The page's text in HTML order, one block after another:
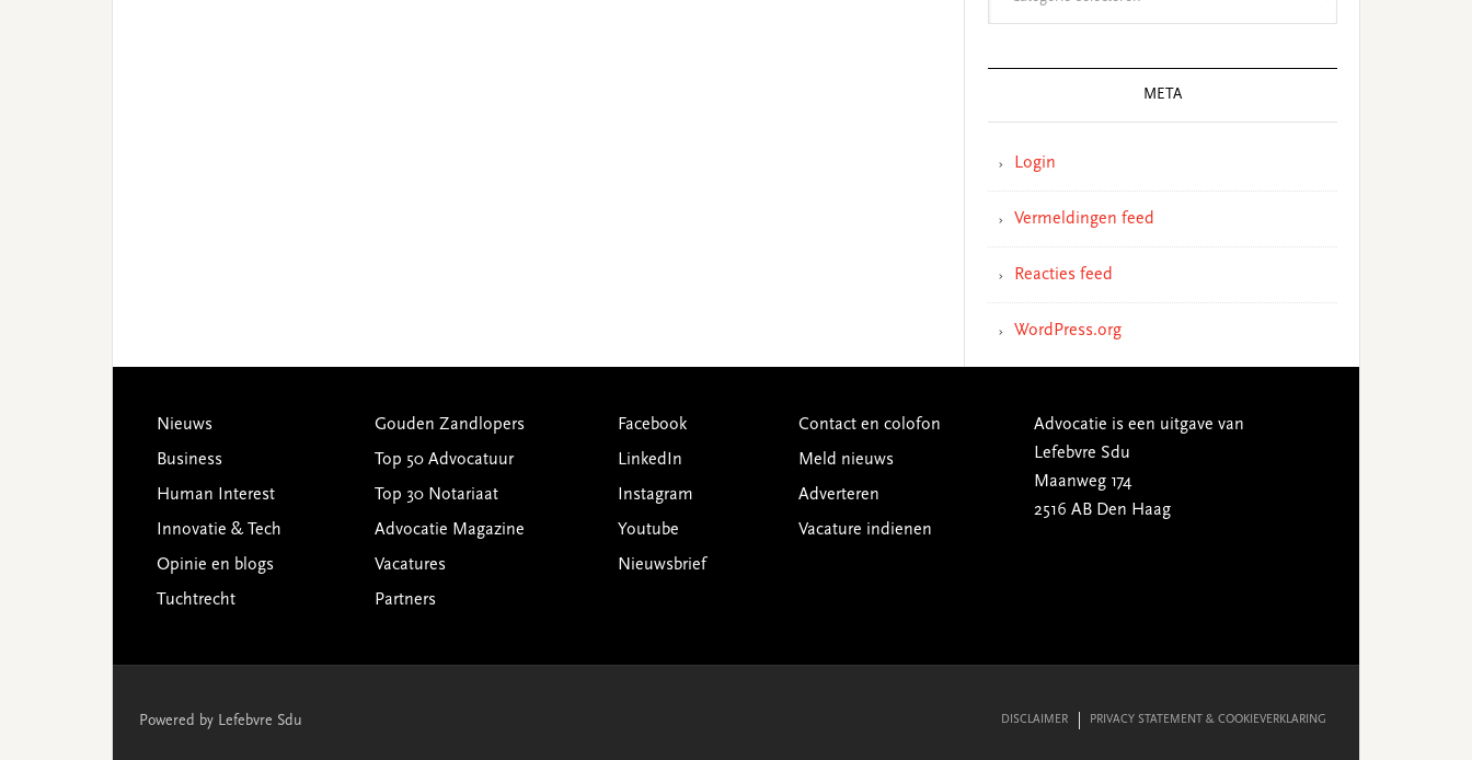
META
Login
Vermeldingen feed
Reacties feed
WordPress.org
Footer
Nieuws
Business
Human Interest
Innovatie & Tech
Opinie en blogs
Tuchtrecht
Gouden Zandlopers
Top 50 Advocatuur
Top 30 Notariaat
Advocatie Magazine
Vacatures
Partners
Facebook
LinkedIn
Instagram
Youtube
Nieuwsbrief
Contact en colofon
Meld nieuws
Adverteren
Vacature indienen
Advocatie is een uitgave van
Lefebvre Sdu
Maanweg 174
2516 AB Den Haag
Powered by Lefebvre Sdu DISCLAIMER PRIVACY STATEMENT & COOKIEVERKLARING